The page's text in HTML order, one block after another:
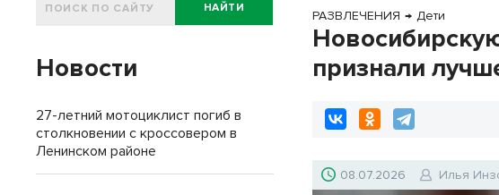
РАЗВЛЕЧЕНИЯ → Дети
признали
08.07.2026 Илья
НАЙТИ
Новости
27-летний мотоциклист погиб в
столкновении с кроссовером в
Ленинском районе